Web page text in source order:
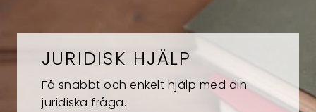
JURIDISK HJÄLP
Få snabbt och enkelt hjälp med din
juridiska fråga.